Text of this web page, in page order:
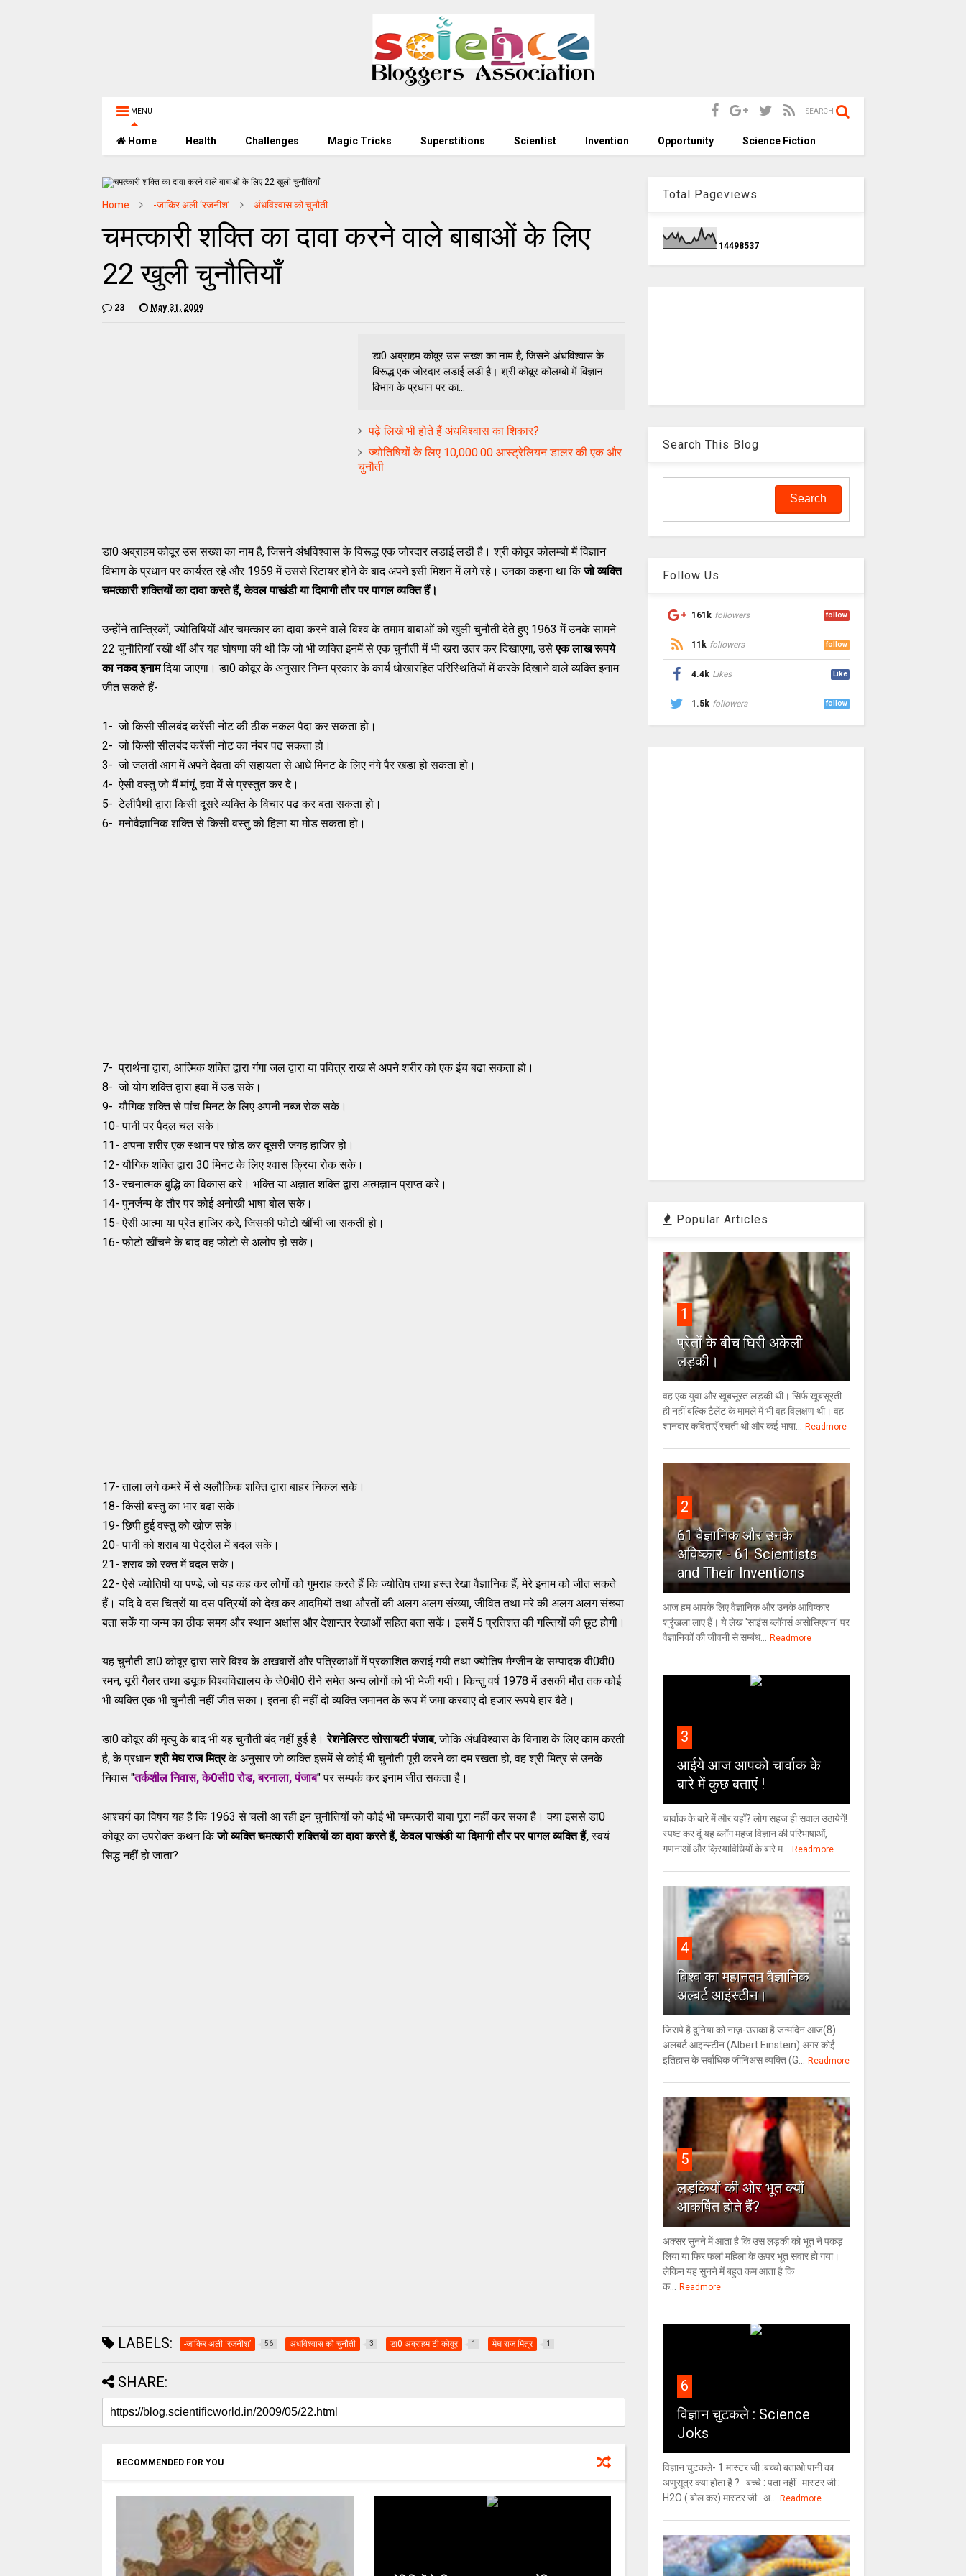
MENU SEARCH
Home Health Challenges Magic Tricks Superstitions Scientist Invention Opportunity Science Fiction
Home -जाकिर अली ‘रजनीश’ अंधविश्वास को चुनौती
चमत्कारी शक्ति का दावा करने वाले बाबाओं के लिए
22 खुली चुनौतियाँ
23 May 31, 2009
डा0 अब्राहम कोवूर उस सख्श का नाम है, जिसने अंधविश्वास के
विरूद्ध एक जोरदार लडाई लडी है। श्री कोवूर कोलम्बो में विज्ञान
विभाग के प्रधान पर का...
पढ़े लिखे भी होते हैं अंधविश्वास का शिकार?
ज्योतिषियों के लिए 10,000.00 आस्ट्रेलियन डालर की एक और
चुनौती
डा0 अब्राहम कोवूर उस सख्श का नाम है, जिसने अंधविश्वास के विरूद्ध एक जोरदार लडाई लडी है। श्री कोवूर कोलम्बो में विज्ञान
विभाग के प्रधान पर कार्यरत रहे और 1959 में उससे रिटायर होने के बाद अपने इसी मिशन में लगे रहे। उनका कहना था किजो व्यक्ति
चमत्कारी शक्तियों का दावा करते हैं, केवल पाखंडी या दिमागी तौर पर पागल व्यक्ति हैं।
उन्होंने तान्त्रिकों, ज्योतिषियों और चमत्कार का दावा करने वाले विश्व के तमाम बाबाओं को खुली चुनौती देते हुए 1963 में उनके सामने
22 चुनौतियाँ रखी थीं और यह घोषणा की थी कि जो भी व्यक्ति इनमें से एक चुनौती में भी खरा उतर कर दिखाएगा, उसेएक लाख रूपये
का नकद इनामदिया जाएगा। डा0 कोवूर के अनुसार निम्न प्रकार के कार्य धोखारहित परिस्थितियों में करके दिखाने वाले व्यक्ति इनाम
जीत सकते हैं-
1- जो किसी सीलबंद करेंसी नोट की ठीक नकल पैदा कर सकता हो।
2- जो किसी सीलबंद करेंसी नोट का नंबर पढ सकता हो।
3- जो जलती आग में अपने देवता की सहायता से आधे मिनट के लिए नंगे पैर खडा हो सकता हो।
4- ऐसी वस्तु जो मैं मांगूं, हवा में से प्रस्तुत कर दे।
5- टेलीपैथी द्वारा किसी दूसरे व्यक्ति के विचार पढ कर बता सकता हो।
6- मनोवैज्ञानिक शक्ति से किसी वस्तु को हिला या मोड सकता हो।
7- प्रार्थना द्वारा, आत्मिक शक्ति द्वारा गंगा जल द्वारा या पवित्र राख से अपने शरीर को एक इंच बढा सकता हो।
8- जो योग शक्ति द्वारा हवा में उड सके।
9- यौगिक शक्ति से पांच मिनट के लिए अपनी नब्ज रोक सके।
10- पानी पर पैदल चल सके।
11- अपना शरीर एक स्थान पर छोड कर दूसरी जगह हाजिर हो।
12- यौगिक शक्ति द्वारा 30 मिनट के लिए श्वास क्रिया रोक सके।
13- रचनात्मक बुद्धि का विकास करे। भक्ति या अज्ञात शक्ति द्वारा अत्मज्ञान प्राप्त करे।
14- पुनर्जन्म के तौर पर कोई अनोखी भाषा बोल सके।
15- ऐसी आत्मा या प्रेत हाजिर करे, जिसकी फोटो खींची जा सकती हो।
16- फोटो खींचने के बाद वह फोटो से अलोप हो सके।
17- ताला लगे कमरे में से अलौकिक शक्ति द्वारा बाहर निकल सके।
18- किसी बस्तु का भार बढा सके।
19- छिपी हुई वस्तु को खोज सके।
20- पानी को शराब या पेट्रोल में बदल सके।
21- शराब को रक्त में बदल सके।
22- ऐसे ज्योतिषी या पण्डे, जो यह कह कर लोगों को गुमराह करते हैं कि ज्योतिष तथा हस्त रेखा वैज्ञानिक हैं, मेरे इनाम को जीत सकते
हैं। यदि वे दस चित्रों या दस पत्रियों को देख कर आदमियों तथा औरतों की अलग अलग संख्या, जीवित तथा मरे की अलग अलग संख्या
बता सकें या जन्म का ठीक समय और स्थान अक्षांस और देशान्तर रेखाओं सहित बता सकें। इसमें 5 प्रतिशत की गल्तियों की छूट होगी।
यह चुनौती डा0 कोवूर द्वारा सारे विश्व के अखबारों और पत्रिकाओं में प्रकाशित कराई गयी तथा ज्योतिष मैग्जीन के सम्पादक वी0वी0
रमन, यूरी गैलर तथा डयूक विश्वविद्यालय के जे0बी0 रीने समेत अन्य लोगों को भी भेजी गयी। किन्तु वर्ष 1978 में उसकी मौत तक कोई
भी व्यक्ति एक भी चुनौती नहीं जीत सका। इतना ही नहीं दो व्यक्ति जमानत के रूप में जमा करवाए दो हजार रूपये हार बैठे।
डा0 कोवूर की मृत्यु के बाद भी यह चुनौती बंद नहीं हुई है।रेशनेलिस्ट सोसायटी पंजाब, जोकि अंधविश्वास के विनाश के लिए काम करती
है, के प्रधानश्री मेघ राज मित्रके अनुसार जो व्यक्ति इसमें से कोई भी चुनौती पूरी करने का दम रखता हो, वह श्री मित्र से उनके
निवास "तर्कशील निवास, के0सी0 रोड, बरनाला, पंजाब" पर सम्पर्क कर इनाम जीत सकता है।
आश्चर्य का विषय यह है कि 1963 से चली आ रही इन चुनौतियों को कोई भी चमत्कारी बाबा पूरा नहीं कर सका है। क्या इससे डा0
कोवूर का उपरोक्त कथन किजो व्यक्ति चमत्कारी शक्तियों का दावा करते हैं, केवल पाखंडी या दिमागी तौर पर पागल व्यक्ति हैं,स्वयं
सिद्ध नहीं हो जाता?
LABELS: -जाकिर अली ‘रजनीश’ 56 अंधविश्वास को चुनौती 3 डा0 अब्राहम टी कोवूर 1 मेघ राज मित्र 1
SHARE:
RECOMMENDED FOR YOU
Total Pageviews
1 4498537
Search This Blog
Follow Us
161k followers follow
11k followers follow
4.4k Likes Like
1.5k followers follow
Popular Articles
1
प्रेतों के बीच घिरी अकेली
लड़की।
वह एक युवा और खूबसूरत लड़की थी। सिर्फ खूबसूरती
ही नहीं बल्कि टैलेंट के मामले में भी वह विलक्षण थी। वह
शानदार कविताएँ रचती थी और कई भाषा...
Readmore
2
61 वैज्ञानिक और उनके
अविष्कार - 61 Scientists
and Their Inventions
आज हम आपके लिए वैज्ञानिक और उनके आविष्कार
श्रृंखला लाए हैं। ये लेख 'साइंस ब्लॉगर्स असोसिएशन' पर
वैज्ञा‍निकों की जीवनी से सम्बंध...
Readmore
3
आईये आज आपको चार्वाक के
बारे में कुछ बताएं !
चार्वाक के बारे में और यहाँ? लोग सहज ही सवाल उठायेगें!
स्पष्ट कर दूं यह ब्लॉग महज विज्ञान की परिभाषाओं,
गणनाओं और क्रियाविधियों के बारे म...
Readmore
4
विश्‍व का महानतम वैज्ञानिक
अल्बर्ट आइंस्टीन।
जिसपे है दुनिया को नाज़-उसका है जन्मदिन आज(8):
अलबर्ट आइन्स्टीन (Albert Einstein) अगर कोई
इतिहास के सर्वाधिक जीनिअस व्यक्ति (G...
Readmore
5
लड़कियों की ओर भूत क्‍यों
आकर्षित होते हैं?
अक्सर सुनने में आता है कि उस लड़की को भूत ने पकड़
लिया या फिर फलां महिला के ऊपर भूत सवार हो गया।
लेकिन यह सुनने में बहुत कम आता है कि
क...
Readmore
6
विज्ञान चुटकले : Science
Joks
विज्ञान चुटकले- 1 मास्टर जी :बच्चो बताओ पानी का
अणुसूत्र क्या होता है ? बच्चे : पता नहीं मास्टर जी :
H2O ( बोल कर) मास्टर जी : अ...
Readmore